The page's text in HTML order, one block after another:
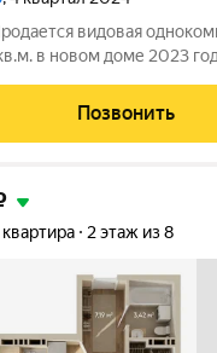
видовая
в новом доме 2023
Franco,
(чистый холст
Позвонить
2 этаж из 8